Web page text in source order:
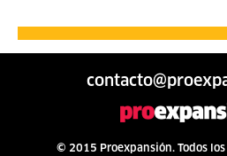
© 2015 Proexpansión. Todos